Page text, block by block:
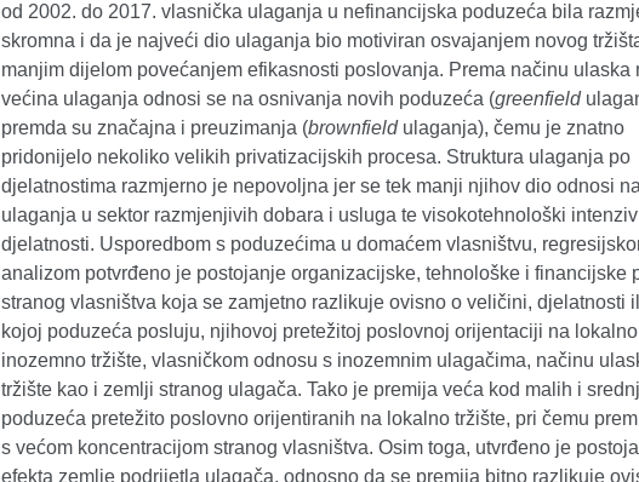
od 2002. do 2017. vlasnička ulaganja u nefinancijska poduzeća bila
skromna i da je najveći dio ulaganja bio motiviran osvajanjem novog
manjim dijelom povećanjem efikasnosti poslovanja. Prema načinu ulaska
većina ulaganja odnosi se na osnivanja novih poduzeća (greenfield
premda su značajna i preuzimanja (brownfield ulaganja), čemu je znatno
pridonijelo nekoliko velikih privatizacijskih procesa. Struktura ulaganja po
djelatnostima razmjerno je nepovoljna jer se tek manji njihov dio odnosi na
ulaganja u sektor razmjenjivih dobara i usluga te visokotehnološki
djelatnosti. Usporedbom s poduzećima u domaćem vlasništvu,
analizom potvrđeno je postojanje organizacijske, tehnološke i financijske
stranog vlasništva koja se zamjetno razlikuje ovisno o veličini, djelatnosti
kojoj poduzeća posluju, njihovoj pretežitoj poslovnoj orijentaciji na
inozemno tržište, vlasničkom odnosu s inozemnim ulagačima, načinu
tržište kao i zemlji stranog ulagača. Tako je premija veća kod malih i
poduzeća pretežito poslovno orijentiranih na lokalno tržište, pri čemu
s većom koncentracijom stranog vlasništva. Osim toga, utvrđeno je
efekta zemlje podrijetla ulagača, odnosno da se premija bitno razlikuje